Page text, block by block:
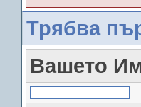
Трябва
Вашето